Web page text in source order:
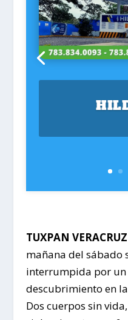
TUXPAN
mañana del sábado
interrumpida por un
descubrimiento en
Dos cuerpos sin